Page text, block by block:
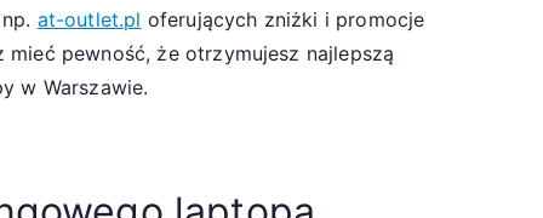
at-outlet.pl oferujących zniżki i promocje
pewność, że otrzymujesz najlepszą
w Warszawie.